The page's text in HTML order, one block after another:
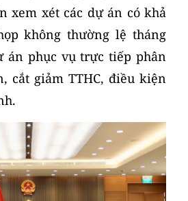
xem xét các dự án có khả
không thường lệ tháng
án phục vụ trực tiếp phân
cắt giảm TTHC, điều kiện